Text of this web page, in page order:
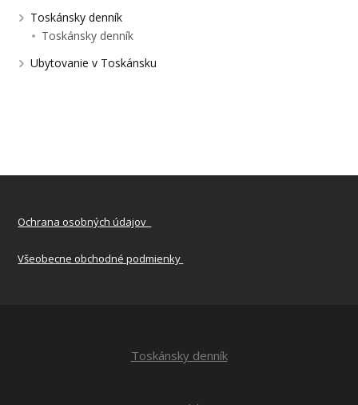
Toskánsky denník
Toskánsky denník
Ubytovanie v Toskánsku
Ochrana osobných údajov
Všeobecne obchodné podmienky
Toskánsky denník